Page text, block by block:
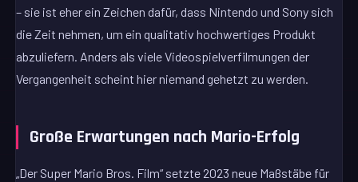
– sie ist eher ein Zeichen dafür, dass Nintendo und Sony sich
die Zeit nehmen, um ein qualitativ hochwertiges Produkt
abzuliefern. Anders als viele Videospielverfilmungen der
Vergangenheit scheint hier niemand gehetzt zu werden.
Große Erwartungen nach Mario-Erfolg
„Der Super Mario Bros. Film“ setzte 2023 neue Maßstäbe für